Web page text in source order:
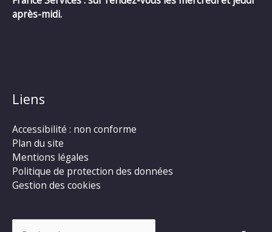
après-midi.
Liens
Accessibilité : non conforme
Plan du site
Mentions légales
Politique de protection des données
Gestion des cookies